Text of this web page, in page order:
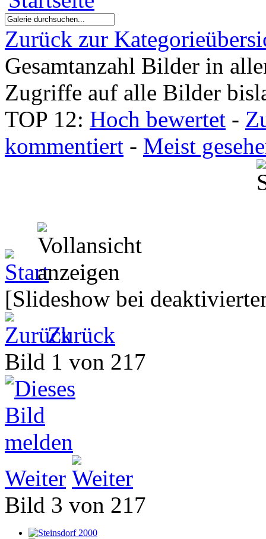
Zurück zur
Gesamtanzahl Bilder in
Zugriffe auf alle Bilder
TOP 12: Hoch bewertet -
kommentiert - Meist
[Slideshow bei
Zurück
Bild 1 von 217
Weiter
Bild 3 von 217